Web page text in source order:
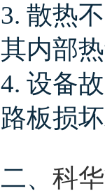
3. 散热
其内部
4. 设备
路板损
二、 科